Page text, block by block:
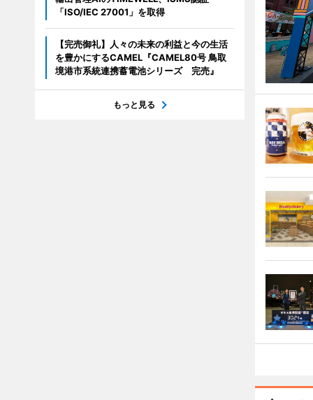
「ISO/IEC 27001」を取得
【完売御礼】人々の未来の利益と今の生活
を豊かにするCAMEL『CAMEL80号 鳥取
境港市系統連携蓄電池シリーズ 完売』
もっと見る